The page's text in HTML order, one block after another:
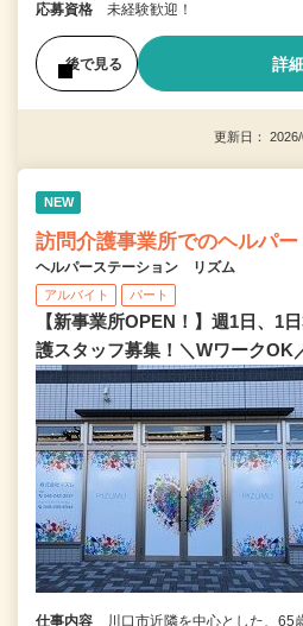
応募資格 未経験歓迎！
後で見る 詳
更新日：
NEW
訪問介護事業所でのヘルパー
ヘルパーステーション リズム
アルバイト パート
【新事業所OPEN！】週1日、1
護スタッフ募集！＼WワークOK
仕事内容 川口市近隣を中心とした、65